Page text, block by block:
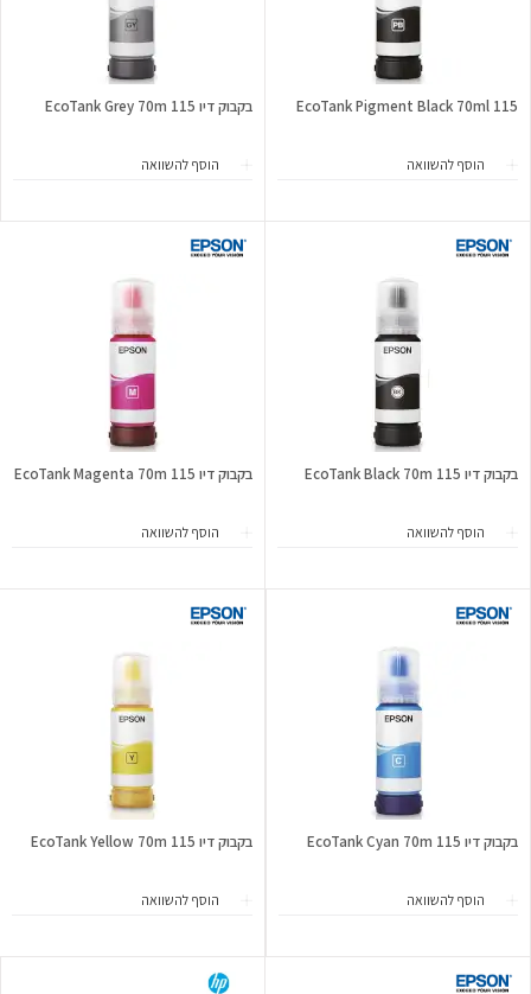
115 EcoTank Pigment Black 70ml
הוסף להשוואה
בקבוק דיו 115 EcoTank Grey 70m
הוסף להשוואה
בקבוק דיו 115 EcoTank Black 70m
הוסף להשוואה
בקבוק דיו 115 EcoTank Magenta 70m
הוסף להשוואה
בקבוק דיו 115 EcoTank Cyan 70m
הוסף להשוואה
בקבוק דיו 115 EcoTank Yellow 70m
הוסף להשוואה